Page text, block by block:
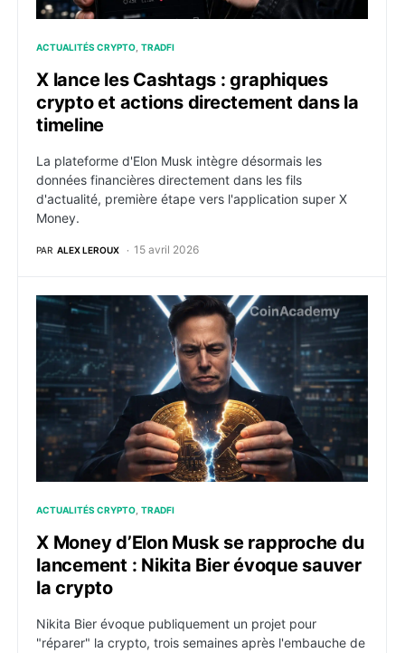
ACTUALITÉS CRYPTO TRADFI
X lance les Cashtags : graphiques
crypto et actions directement dans la
timeline
La plateforme d'Elon Musk intègre désormais les
données financières directement dans les fils
d'actualité, première étape vers l'application super X
Money.
PAR ALEX LEROUX 15 avril 2026
X Money d’Elon Musk se rapproche du lancement :
ACTUALITÉS CRYPTO TRADFI
X Money d’Elon Musk se rapproche du
lancement : Nikita Bier évoque sauver
la crypto
Nikita Bier évoque publiquement un projet pour
"réparer" la crypto, trois semaines après l'embauche de